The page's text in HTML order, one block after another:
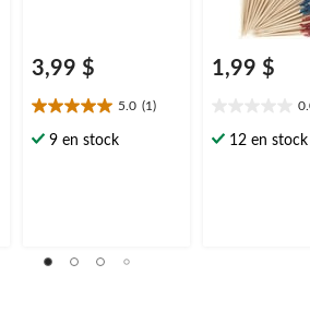
3,99 $
5.0 (1)
5.0
étoile(s)
9 en stock
1,99 $
étoile(s)
12 en stock